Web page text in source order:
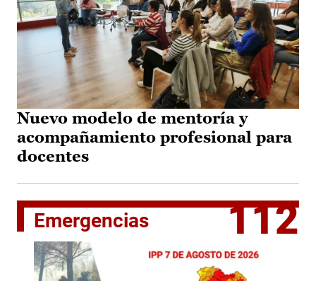
Nuevo modelo de mentoría y
acompañamiento profesional para
docentes
Emergencias 112